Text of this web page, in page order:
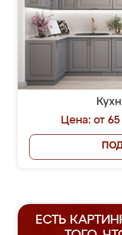
Цена: от
ЕСТЬ